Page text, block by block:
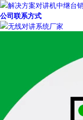
公司联系方式